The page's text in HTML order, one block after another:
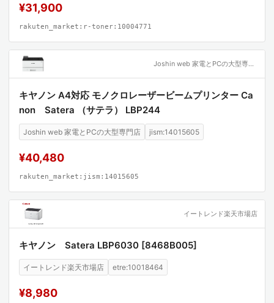
¥31,900
rakuten_market:r-toner:10004771
Joshin web 家電とPCの大型専門店
キヤノン A4対応 モノクロレーザービームプリンター Ca
non Satera （サテラ） LBP244
Joshin web 家電とPCの大型専門店 jism:14015605
¥40,480
rakuten_market:jism:14015605
イートレンド楽天市場店
キヤノン Satera LBP6030 [8468B005]
イートレンド楽天市場店 etre:10018464
¥8,980